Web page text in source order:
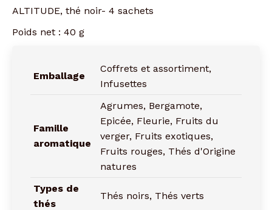
ALTITUDE, thé noir- 4 sachets
Poids net : 40 g
Emballage
Coffrets et assortiment,
Infusettes
Famille
aromatique
Agrumes, Bergamote,
Epicée, Fleurie, Fruits du
verger, Fruits exotiques,
Fruits rouges, Thés d'Origine
natures
Types de
thés
Thés noirs, Thés verts